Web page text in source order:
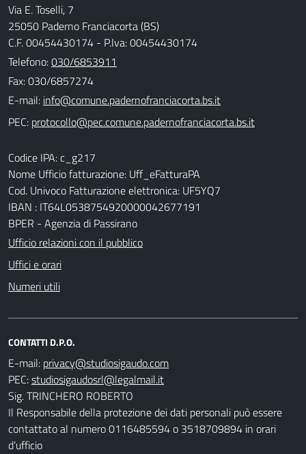
Via E. Toselli, 7
25050 Paderno Franciacorta (BS)
C.F. 00454430174 - P.Iva: 00454430174
Telefono:030/6853911
Fax: 030/6857274
E-mail:
PEC:
Codice IPA: c_g217
Nome Ufficio fatturazione: Uff_eFatturaPA
Cod. Univoco Fatturazione elettronica: UF5YQ7
IBAN : IT64L0538754920000042677191
BPER - Agenzia di Passirano
Ufficio relazioni con il pubblico
Uffici e orari
Numeri utili
CONTATTI D.P.O.
E-mail:
PEC:
Sig. TRINCHERO ROBERTO
Il Responsabile della protezione dei dati personali può essere
contattato al numero 0116485594 o 3518709894 in orari
d’ufficio